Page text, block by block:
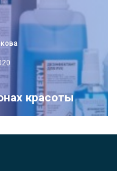
красоты